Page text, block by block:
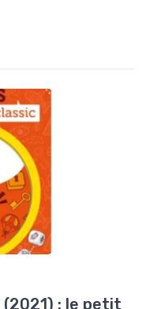
(2021) : le petit